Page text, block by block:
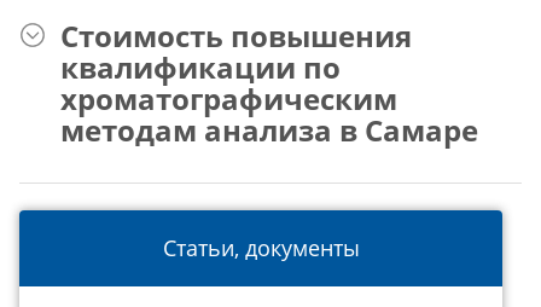
Статьи, документы
Стоимость повышения
квалификации по
хроматографическим
методам анализа в Самаре